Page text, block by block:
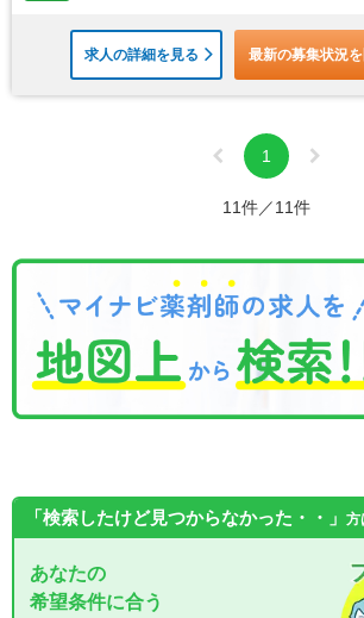
求人の詳細を見る 最新の募集状況
1
11件／11件
「検索したけど見つからなかった・・」 方
あなたの
希望条件に合う